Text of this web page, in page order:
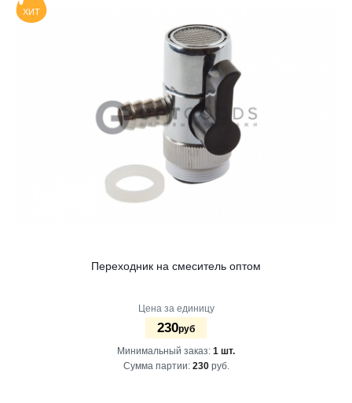
ХИТ
Переходник на смеситель оптом
Цена за единицу
230руб
Минимальный заказ: 1 шт.
Сумма партии: 230руб.